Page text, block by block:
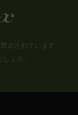
止されています。
ょう。